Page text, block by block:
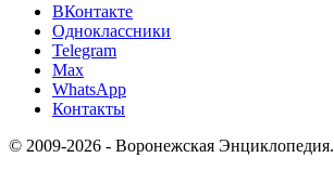
ВКонтакте
Одноклассники
Telegram
Max
WhatsApp
Контакты
© 2009-2026 - Воронежская Энциклопедия.